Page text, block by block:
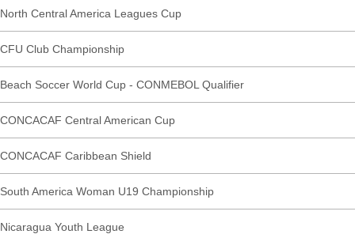
North Central America Leagues Cup
CFU Club Championship
Beach Soccer World Cup - CONMEBOL Qualifier
CONCACAF Central American Cup
CONCACAF Caribbean Shield
South America Woman U19 Championship
Nicaragua Youth League